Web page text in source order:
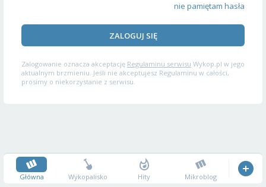
nie pamiętam hasła
ZALOGUJ SIĘ
Zalogowanie oznacza akceptację Regulaminu serwisu Wykop.pl w jego
aktualnym brzmieniu. Jeśli nie akceptujesz Regulaminu w całości,
prosimy o niekorzystanie z serwisu.
Główna Wykopalisko Hity Mikroblog